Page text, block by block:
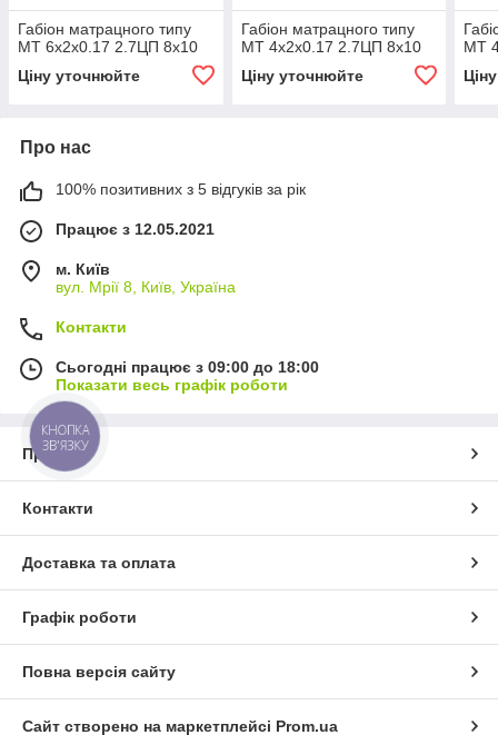
Габіон матрацного типу
МТ 6х2х0.17 2.7ЦП 8х10
Ціну уточнюйте
Габіон матрацного типу
МТ 4х2х0.17 2.7ЦП 8х10
Ціну уточнюйте
МТ
Про нас
100% позитивних з 5 відгуків за рік
Працює з 12.05.2021
м. Київ
вул. Мрії 8, Київ, Україна
Контакти
Сьогодні працює з 09:00 до 18:00
Показати весь графік роботи
Про нас
Контакти
Доставка та оплата
Графік роботи
Повна версія сайту
Сайт створено на маркетплейсі Prom.ua
КНОПКА
ЗВ'ЯЗКУ